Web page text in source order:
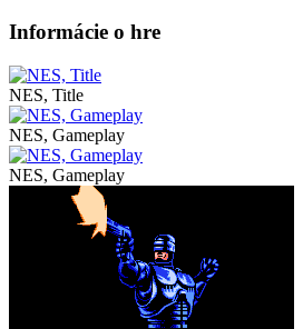
Informácie o hre
NES, Title
NES, Gameplay
NES, Gameplay